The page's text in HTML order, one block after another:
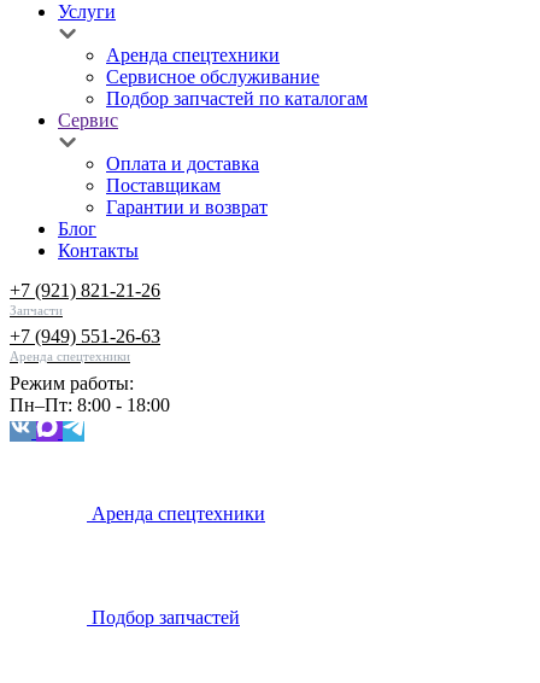
Услуги
Аренда спецтехники
Сервисное обслуживание
Подбор запчастей по каталогам
Сервис
Оплата и доставка
Поставщикам
Гарантии и возврат
Блог
Контакты
+7 (921) 821-21-26
Запчасти
+7 (949) 551-26-63
Аренда спецтехники
Режим работы:
Пн–Пт: 8:00 - 18:00
Аренда спецтехники
Подбор запчастей